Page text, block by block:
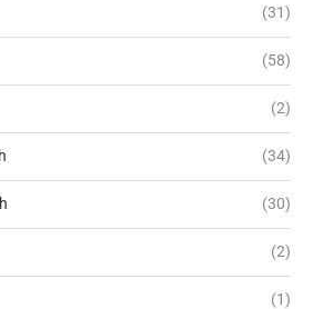
(31)
(58)
(2)
(34)
(30)
(2)
(1)